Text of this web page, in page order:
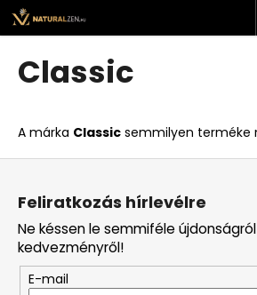
Ugrás
fő
tartalomhoz
Classic
A márka Classic semmilyen terméke
K
o
i
t
k
e
r
e
s
?
L
Feliratkozás hírlevélre
Ne késsen le semmiféle
kedvezményről!
E-mail